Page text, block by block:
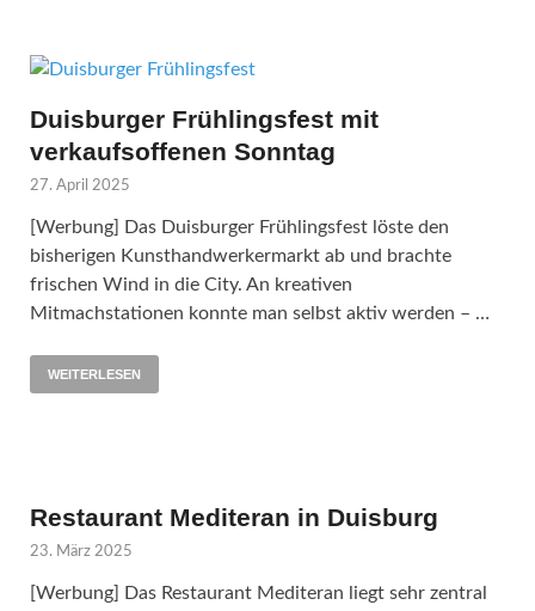
Duisburger Frühlingsfest mit
verkaufsoffenen Sonntag
27. April 2025
[Werbung] Das Duisburger Frühlingsfest löste den
bisherigen Kunsthandwerkermarkt ab und brachte
frischen Wind in die City. An kreativen
Mitmachstationen konnte man selbst aktiv werden – …
WEITERLESEN
Restaurant Mediteran in Duisburg
23. März 2025
[Werbung] Das Restaurant Mediteran liegt sehr zentral